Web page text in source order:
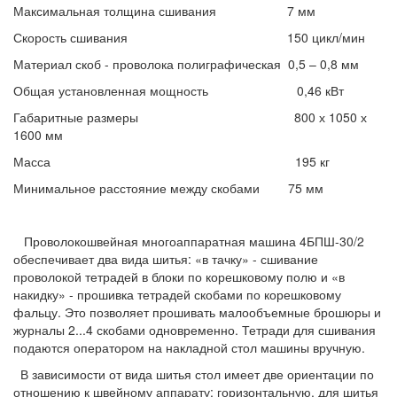
Максимальная толщина сшивания 7 мм
Скорость сшивания 150 цикл/мин
Материал скоб - проволока полиграфическая 0,5 – 0,8 мм
Общая установленная мощность 0,46 кВт
Габаритные размеры 800 х 1050 х
1600 мм
Масса 195 кг
Минимальное расстояние между скобами 75 мм
Проволокошвейная многоаппаратная машина 4БПШ-30/2
обеспечивает два вида шитья: «в тачку» - сшивание
проволокой тетрадей в блоки по корешковому полю и «в
накидку» - прошивка тетрадей скобами по корешковому
фальцу. Это позволяет прошивать малообъемные брошюры и
журналы 2...4 скобами одновременно. Тетради для сшивания
подаются оператором на накладной стол машины вручную.
В зависимости от вида шитья стол имеет две ориентации по
отношению к швейному аппарату: горизонтальную, для шитья